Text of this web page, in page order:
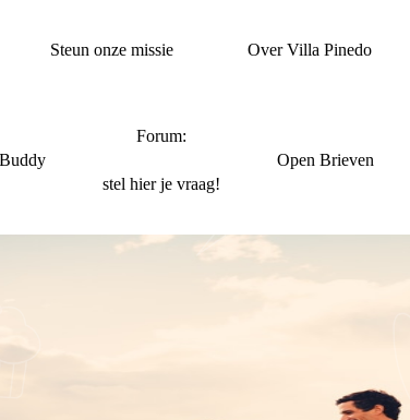
Steun onze missie Over Villa Pinedo
Forum:
stel hier je vraag!
Open Brieven